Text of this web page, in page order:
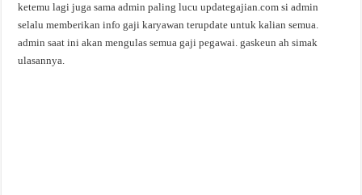
ketemu lagi juga sama admin paling lucu updategajian.com si admin
selalu memberikan info gaji karyawan terupdate untuk kalian semua.
admin saat ini akan mengulas semua gaji pegawai. gaskeun ah simak
ulasannya.